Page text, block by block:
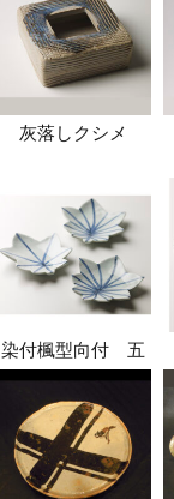
灰落しクシメ
染付楓型向付 五